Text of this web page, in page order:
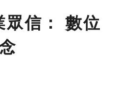
信： 數位